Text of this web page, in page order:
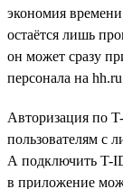
экономия времени
остаётся лишь
он может сразу
персонала на
Авторизация по
пользователям с
А подключить T-
в приложение